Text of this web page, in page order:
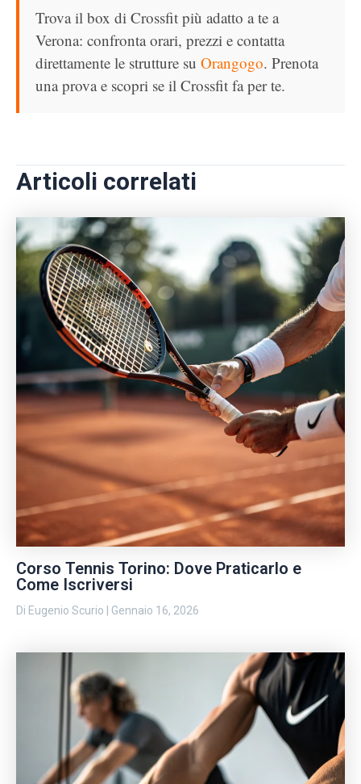
Trova il box di Crossfit più adatto a te a
Verona: confronta orari, prezzi e contatta
direttamente le strutture su Orangogo. Prenota
una prova e scopri se il Crossfit fa per te.
Articoli correlati
Corso Tennis Torino: Dove Praticarlo e
Come Iscriversi
Di Eugenio Scurio Gennaio 16, 2026